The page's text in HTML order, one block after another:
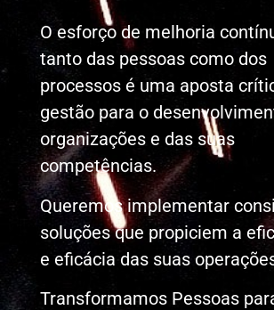
O esforço de melhoria
tanto das pessoas como dos
processos é uma aposta
gestão para o
organizações e das suas
competências.
Queremos implementar
soluções que propiciem a
e eficácia das suas
Transformamos Pessoas